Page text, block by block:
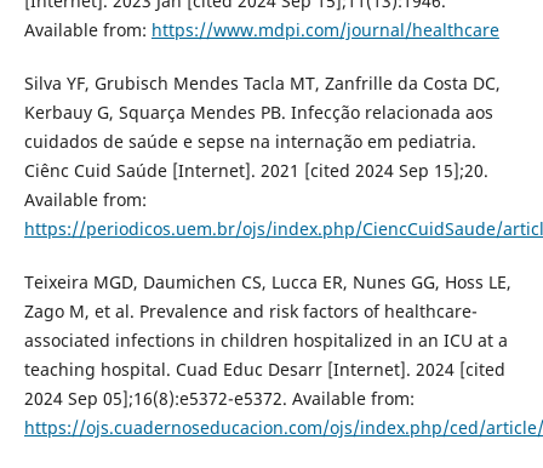
Available from: https://www.mdpi.com/journal/healthcare
Silva YF, Grubisch Mendes Tacla MT, Zanfrille da Costa DC,
Kerbauy G, Squarça Mendes PB. Infecção relacionada aos
cuidados de saúde e sepse na internação em pediatria.
Ciênc Cuid Saúde [Internet]. 2021 [cited 2024 Sep 15];20.
Available from:
https://periodicos.uem.br/ojs/index.php/CiencCuidSaude/
Teixeira MGD, Daumichen CS, Lucca ER, Nunes GG, Hoss LE,
Zago M, et al. Prevalence and risk factors of healthcare-
associated infections in children hospitalized in an ICU at a
teaching hospital. Cuad Educ Desarr [Internet]. 2024 [cited
2024 Sep 05];16(8):e5372-e5372. Available from:
https://ojs.cuadernoseducacion.com/ojs/index.php/ced/